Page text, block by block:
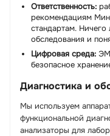
Ответственность:
рекомендациям
стандартам.
обследования и
Цифровая среда:
безопасное
Диагностика и
Мы используем
функциональной
анализаторы для